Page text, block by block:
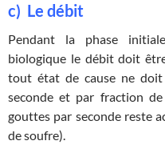
c) Le débit
Pendant la phase
biologique le débit doit
tout état de cause ne
seconde et par fraction
gouttes par seconde reste
de soufre).